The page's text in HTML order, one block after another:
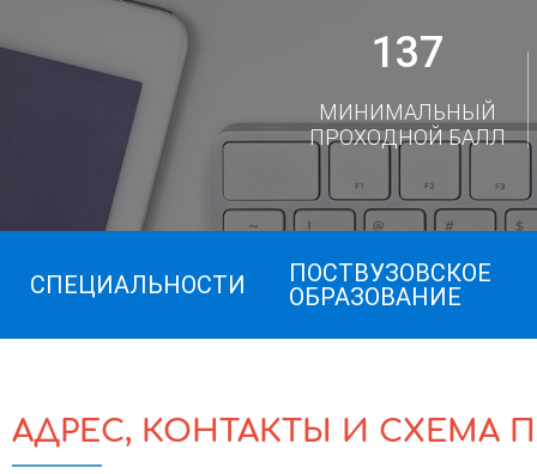
137
МИНИМАЛЬНЫЙ
ПРОХОДНОЙ БАЛЛ
СПЕЦИАЛЬНОСТИ
ПОСТВУЗОВСКОЕ
ОБРАЗОВАНИЕ
АДРЕС, КОНТАКТЫ И СХЕМА